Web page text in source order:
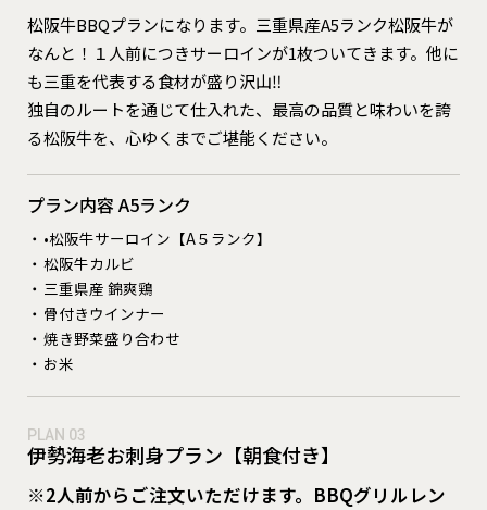
松阪牛BBQプランになります。三重県産A5ランク松阪牛が
なんと！１人前につきサーロインが1枚ついてきます。他に
も三重を代表する食材が盛り沢山‼︎
独自のルートを通じて仕入れた、最高の品質と味わいを誇
る松阪牛を、心ゆくまでご堪能ください。
プラン内容 A5ランク
•松阪牛サーロイン【A５ランク】
松阪牛カルビ
三重県産 錦爽鶏
骨付きウインナー
焼き野菜盛り合わせ
お米
❮
PLAN 03
伊勢海老お刺身プラン【朝食付き】
※2人前からご注文いただけます。BBQグリルレン